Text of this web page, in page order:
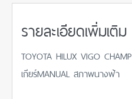
รายละเอียดเพิ่มเติม
TOYOTA HILUX VIGO
เกียร์MANUAL สภาพนางฟ้า